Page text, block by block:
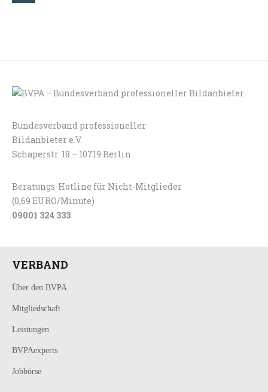
Bundesverband professioneller
Bildanbieter e.V.
Schaperstr. 18 – 10719 Berlin
Beratungs-Hotline für Nicht-Mitglieder
(0,69 EURO/Minute)
09001 324 333
VERBAND
Über den BVPA
Mitgliedschaft
Leistungen
BVPAexperts
Jobbörse